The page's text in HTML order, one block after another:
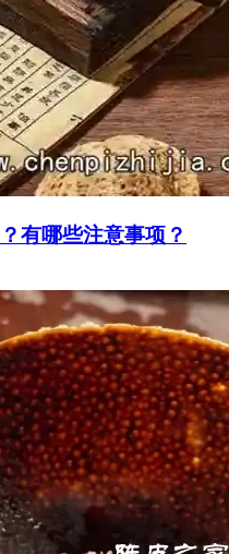
有哪些注意事项？